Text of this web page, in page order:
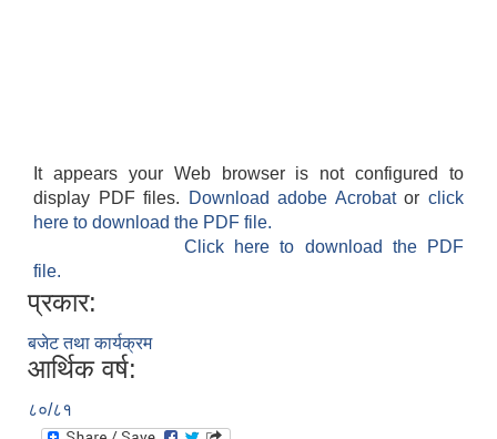
It appears your Web browser is not configured to
display PDF files.
Download adobe Acrobatorclick
here to download the PDF file.
Click here to download the PDF
file.
प्रकार:
बजेट तथा कार्यक्रम
आर्थिक वर्ष:
८०/८१